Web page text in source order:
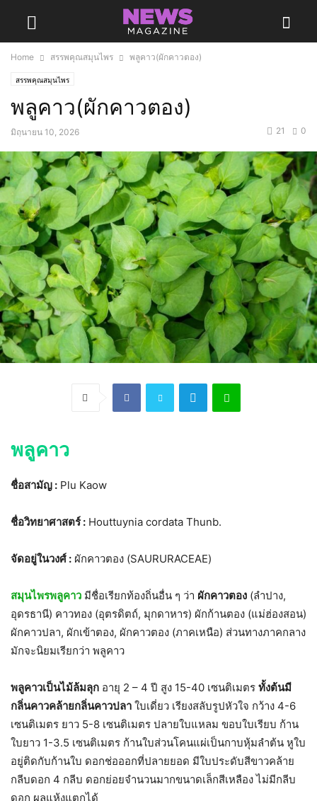
Home สรรพคุณสมุนไพร พลูคาว(ผักคาวตอง)
สรรพคุณสมุนไพร
พลูคาว(ผักคาวตอง)
มิถุนายน 10, 2026 0
21
พลูคาว
ชื่อสามัญ : Plu Kaow
ชื่อวิทยาศาสตร์ : Houttuynia cordata Thunb.
จัดอยู่ในวงศ์ : ผักคาวตอง (SAURURACEAE)
สมุนไพรพลูคาว มีชื่อเรียกท้องถิ่นอื่น ๆ ว่า ผักคาวตอง (ลำปาง,
อุดรธานี) คาวทอง (อุตรดิตถ์, มุกดาหาร) ผักก้านตอง (แม่ฮ่องสอน)
ผักคาวปลา, ผักเข้าตอง, ผักคาวตอง (ภาคเหนือ) ส่วนทางภาคกลาง
มักจะนิยมเรียกว่า พลูคาว
พลูคาวเป็นไม้ล้มลุก อายุ 2 – 4 ปี สูง 15-40 เซนติเมตร ทั้งต้นมี
กลิ่นคาวคล้ายกลิ่นคาวปลา ใบเดี่ยว เรียงสลับรูปหัวใจ กว้าง 4-6
เซนติเมตร ยาว 5-8 เซนติเมตร ปลายใบแหลม ขอบใบเรียบ ก้าน
ใบยาว 1-3.5 เซนติเมตร ก้านใบส่วนโคนแผ่เป็นกาบหุ้มลำต้น หูใบ
อยู่ติดกับก้านใบ ดอกช่อออกที่ปลายยอด มีใบประดับสีขาวคล้าย
กลีบดอก 4 กลีบ ดอกย่อยจำนวนมากขนาดเล็กสีเหลือง ไม่มีกลีบ
ดอก ผลแห้งแตกได้